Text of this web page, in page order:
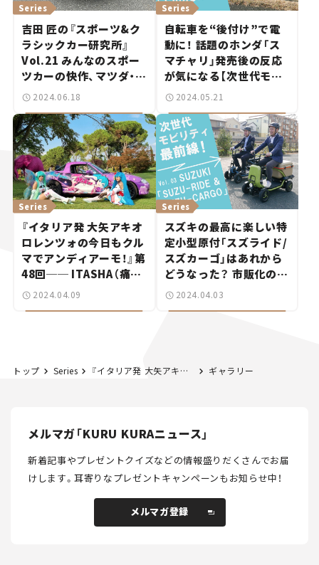
吉田 匠の『スポーツ&ク
ラシックカー研究所』
Vol.21 みんなのスポー
ツカーの快作、マツダ・ロ
ードスター。
Series
2024.06.18
自転車を“後付け”で電
動に！ 話題のホンダ「ス
マチャリ」発売後の反応
が気になる【次世代モビ
リティ最前線！Vol.4】
Series
2024.05.21
『イタリア発 大矢アキオ
ロレンツォの今日もクル
マでアンディアーモ！』第
48回── ITASHA（痛
車）は僕の人生を変えた！
Series
2024.04.09
スズキの最高に楽しい特
定小型原付「スズライド/
スズカーゴ」はあれから
どうなった？ 市販化の可
能性を訊いてみた！【次世
Series
2024.04.03
トップ Series 『イタリア発 大矢アキオの今日もクルマでアンディアーモ！』第10回 なぜイタリアではドラレコが普及しない？ ギャラリー
メルマガ「KURU KURAニュース」
新着記事やプレゼントクイズなどの情報盛りだくさんでお届
けします。耳寄りなプレゼントキャンペーンもお知らせ中！
メルマガ登録